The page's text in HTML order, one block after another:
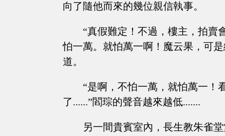
向了隨他而來的幾位親信執事。
“真假難定！不過，樓主，拍賣
怕一萬。就怕萬一啊！魔云果，可
道。
“是啊，不怕一萬，就怕萬一！
了......”閻琮的聲音越來越低.......
另一間貴賓室內，長生教朱雀